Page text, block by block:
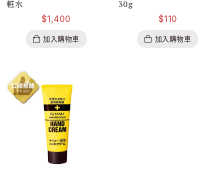
粧水
$1,400
加入購物車
30g
$110
加入購物車